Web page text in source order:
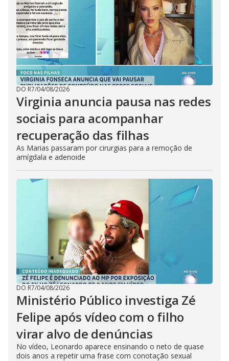
DO R7/04/08/2026
Virginia anuncia pausa nas redes
sociais para acompanhar
recuperação das filhas
As Marias passaram por cirurgias para a remoção de
amígdala e adenoide
DO R7/04/08/2026
Ministério Público investiga Zé
Felipe após vídeo com o filho
virar alvo de denúncias
No vídeo, Leonardo aparece ensinando o neto de quase
dois anos a repetir uma frase com conotação sexual